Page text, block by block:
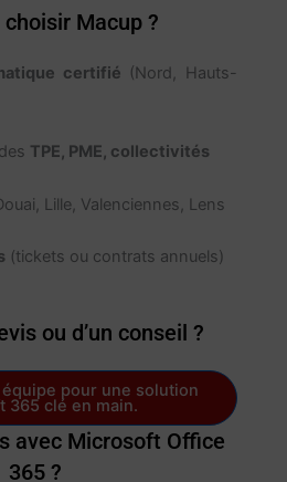
Macup ?
certifié (Nord, Hauts-
TPE, PME, collectivités
Lille, Valenciennes, Lens
(tickets ou contrats annuels)
ou d’un conseil ?
pour une solution
365 clé en main.
avec Microsoft Office
365 ?